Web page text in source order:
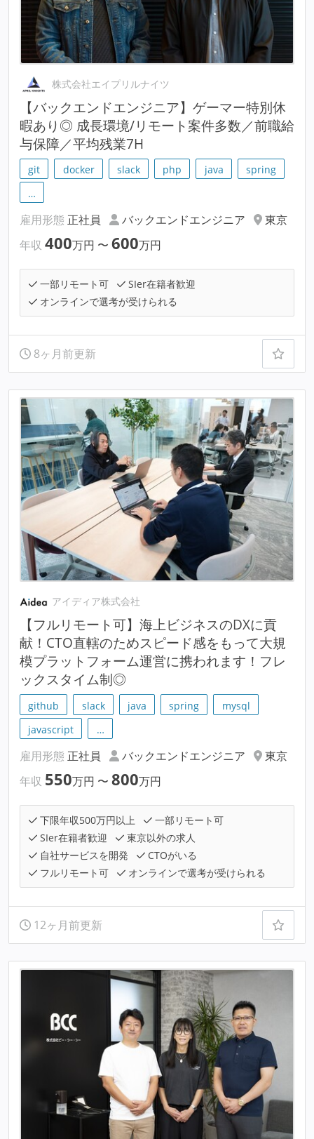
株式会社エイプリルナイツ
【バックエンドエンジニア】ゲーマー特別休
暇あり◎ 成長環境/リモート案件多数／前職給
与保障／平均残業7H
git docker slack php java
spring
…
雇用形態 正社員 バックエンドエンジニア
東京
年収 400万円 〜 600万円
一部リモート可
SIer在籍者歓迎
オンラインで選考が受けられる
8ヶ月前更新
アイディア株式会社
【フルリモート可】海上ビジネスのDXに貢
献！CTO直轄のためスピード感をもって大規
模プラットフォーム運営に携われます！フレ
ックスタイム制◎
github slack java spring
mysql
javascript
…
雇用形態 正社員 バックエンドエンジニア
東京
年収 550万円 〜 800万円
下限年収500万円以上
一部リモート可
SIer在籍者歓迎
東京以外の求人
自社サービスを開発
CTOがいる
フルリモート可
オンラインで選考が受けられる
12ヶ月前更新